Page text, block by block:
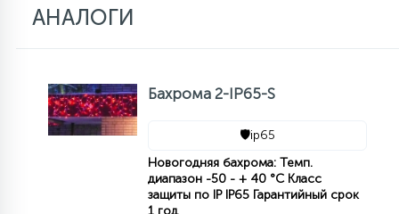
НАПОЛЬНЫЕ
НАСТЕННЫЕ
С УПРАВЛЕНИЕМ
АНАЛОГИ
Бахрома 2-IP65-S
🛡️ip65
Новогодняя бахрома: Темп.
диапазон -50 - + 40 °С Класс
защиты по IP IP65 Гарантийный срок
1 год